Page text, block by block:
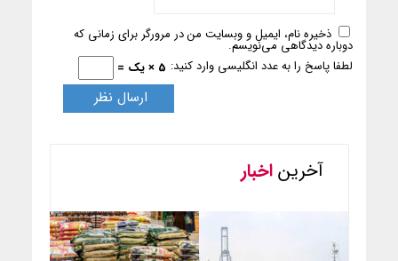
ذخیره نام، ایمیل و وبسایت من در مرورگر برای زمانی که
دوباره دیدگاهی می‌نویسم.
لطفا پاسخ را به عدد انگلیسی وارد کنید: 5 × یک =
آخریناخبار